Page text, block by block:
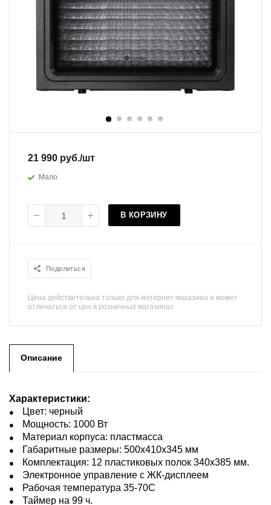
21 990 руб./шт
Мало
В КОРЗИНУ
Поделиться
Цена действительна только для интернет-магазина и может
отличаться от цен в розничных магазинах
Описание
Характеристики:
Цвет: черный
Мощность: 1000 Вт
Материал корпуса: пластмасса
Габаритные размеры: 500х410х345 мм
Комплектация: 12 пластиковых полок 340х385 мм.
Электронное управление с ЖК-дисплеем
Рабочая температура 35-70С
Таймер на 99 ч.